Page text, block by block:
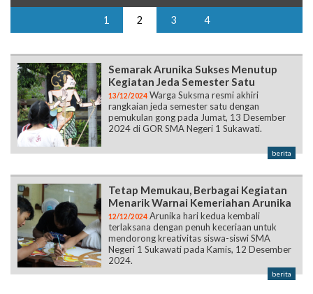
Semarak Arunika Sukses Menutup
Kegiatan Jeda Semester Satu
rangkaian jeda semester satu dengan
pemukulan gong pada Jumat, 13 Desember
2024 di GOR SMA Negeri 1 Sukawati.
Menarik Warnai Kemeriahan Arunika
terlaksana dengan penuh keceriaan untuk
mendorong kreativitas siswa-siswi SMA
Negeri 1 Sukawati pada Kamis, 12 Desember
2024.
berita
Di Tengah Guyuran Hujan, Arunika
Hari Pertama Penuh Keseruan